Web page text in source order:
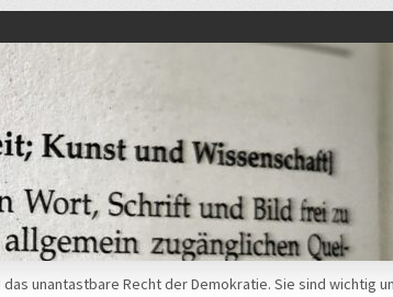
unantastbare Recht der Demokratie. Sie sind wichtig